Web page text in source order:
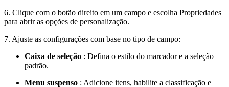
6. Clique com o botão direito em um campo e escolha Propriedades
para abrir as opções de personalização.
7. Ajuste as configurações com base no tipo de campo:
Caixa de seleção : Defina o estilo do marcador e a seleção
padrão.
Menu suspenso : Adicione itens, habilite a classificação e